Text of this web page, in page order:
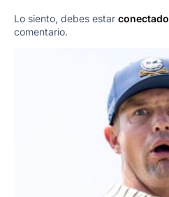
Lo siento, debes estar conectado
comentario.